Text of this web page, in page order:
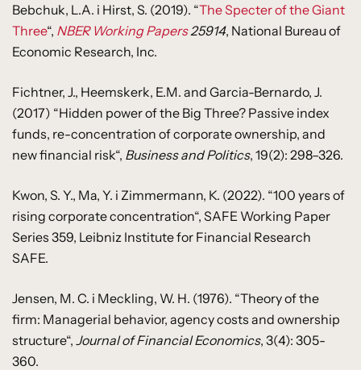
Bebchuk, L.A. i Hirst, S. (2019). “The Specter of the Giant
Three“, NBER Working Papers25914, National Bureau of
Economic Research, Inc.
Fichtner, J., Heemskerk, E.M. and Garcia-Bernardo, J.
(2017) “Hidden power of the Big Three? Passive index
funds, re-concentration of corporate ownership, and
new financial risk“, Business and Politics, 19(2): 298–326.
Kwon, S. Y., Ma, Y. i Zimmermann, K. (2022). “100 years of
rising corporate concentration“, SAFE Working Paper
Series 359, Leibniz Institute for Financial Research
SAFE.
Jensen, M. C. i Meckling, W. H. (1976). “Theory of the
firm: Managerial behavior, agency costs and ownership
structure“, Journal of Financial Economics, 3(4): 305-
360.